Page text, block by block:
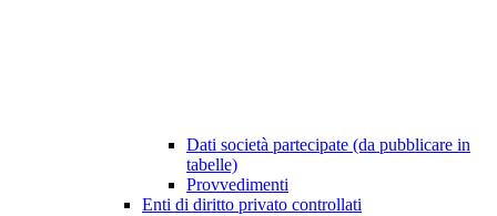
Dati società partecipate (da pubblicare in
tabelle)
Provvedimenti
Enti di diritto privato controllati